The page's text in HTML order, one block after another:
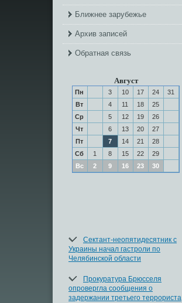
Ближнее зарубежье
Архив записей
Обратная связь
Август
Пн 3 10 17 24
31
Вт
4 11 18
25
Ср
5 12 19
26
Чт
6 13 20
27
Пт
7 14 21
28
Сб
1 8 15 22
29
Вс
2 9 16 23 30
Сектант-неопятидесятник с
Украины начал гастроли по
Челябинской области
Прокуратура Брюсселя
опровергла сообщения о
задержании третьего террориста